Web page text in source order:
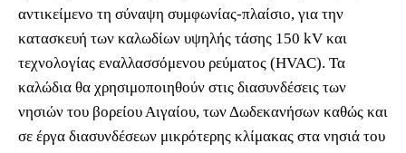
αντικείμενο τη σύναψη συμφωνίας-πλαίσιο, για την
κατασκευή των καλωδίων υψηλής τάσης 150 kV και
τεχνολογίας εναλλασσόμενου ρεύματος (HVAC). Τα
καλώδια θα χρησιμοποιηθούν στις διασυνδέσεις των
νησιών του βορείου Αιγαίου, των Δωδεκανήσων καθώς και
σε έργα διασυνδέσεων μικρότερης κλίμακας στα νησιά του